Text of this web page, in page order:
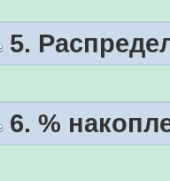
5.
6. %